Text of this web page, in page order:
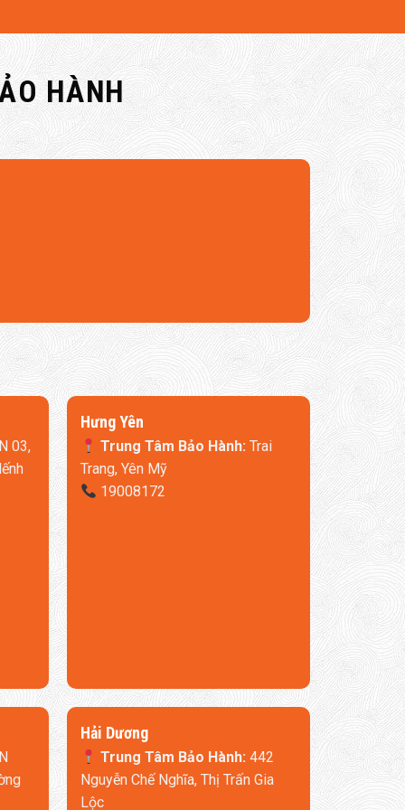
HÀNH
03,
​Hưng Yên
Trung Tâm Bảo Hành: Trai
Trang, Yên Mỹ
19008172
​Hải Dương
Trung Tâm Bảo Hành: 442
Nguyễn Chế Nghĩa, Thị Trấn Gia
Lộc